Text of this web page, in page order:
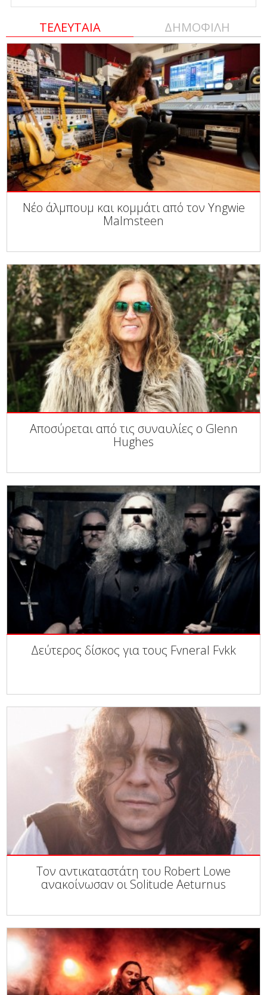
ΤΕΛΕΥΤΑΙΑ ΔΗΜΟΦΙΛΗ
Νέο άλμπουμ και κομμάτι από τον Yngwie
Malmsteen
Αποσύρεται από τις συναυλίες ο Glenn
Hughes
Δεύτερος δίσκος για τους Fvneral Fvkk
Τον αντικαταστάτη του Robert Lowe
ανακοίνωσαν οι Solitude Aeturnus